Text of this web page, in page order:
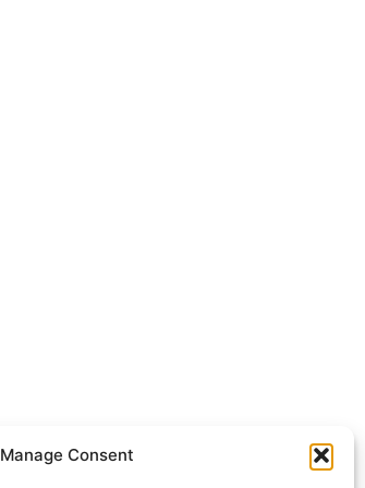
Manage Consent